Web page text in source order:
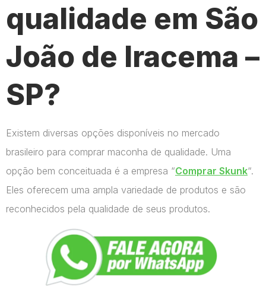
qualidade em São
João de Iracema –
SP?
Existem diversas opções disponíveis no mercado
brasileiro para comprar maconha de qualidade. Uma
opção bem conceituada é a empresa “Comprar Skunk“.
Eles oferecem uma ampla variedade de produtos e são
reconhecidos pela qualidade de seus produtos.